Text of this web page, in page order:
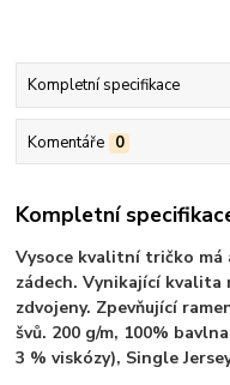
Kompletní specifikace
Komentáře 0
Kompletní
Vysoce kvalitní tričko má
zádech. Vynikající kvalita
zdvojeny. Zpevňující
švů. 200 g/m, 100%
3 % viskózy), Single